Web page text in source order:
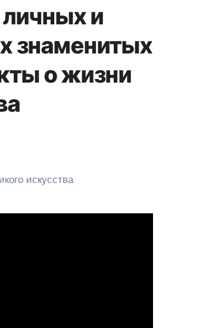
и
знаменитых
о жизни